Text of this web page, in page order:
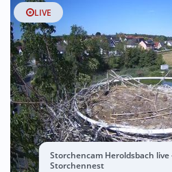
LIVE
Storchencam Heroldsbach
Storchennest